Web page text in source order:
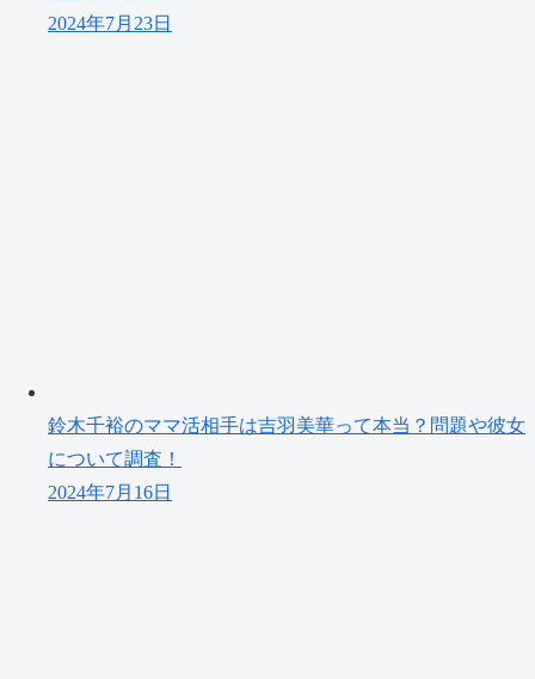
2024年7月23日
鈴木千裕のママ活相手は吉羽美華って本当？問題や彼女
について調査！
2024年7月16日